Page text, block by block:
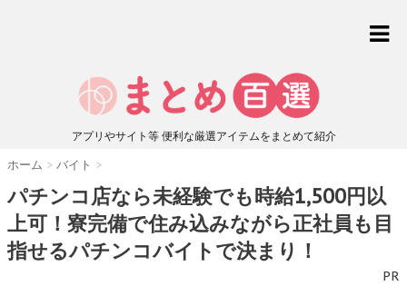
アプリやサイト等 便利な厳選アイテムをまとめて紹介
ホーム > バイト >
パチンコ店なら未経験でも時給1,500円以
上可！寮完備で住み込みながら正社員も目
指せるパチンコバイトで決まり！
PR